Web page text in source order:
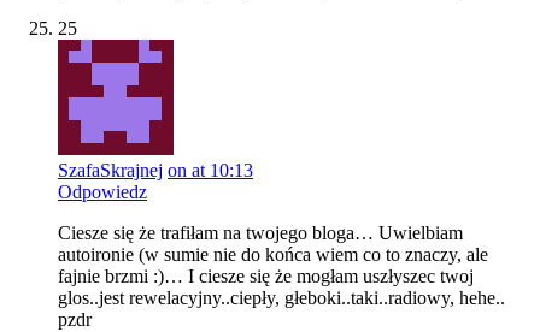
25
SzafaSkrajnej on at 10:13
Odpowiedz
Ciesze się że trafiłam na twojego bloga… Uwielbiam
autoironie (w sumie nie do końca wiem co to znaczy, ale
fajnie brzmi :)… I ciesze się że mogłam uszłyszec twoj
glos..jest rewelacyjny..ciepły, głeboki..taki..radiowy, hehe..
pzdr